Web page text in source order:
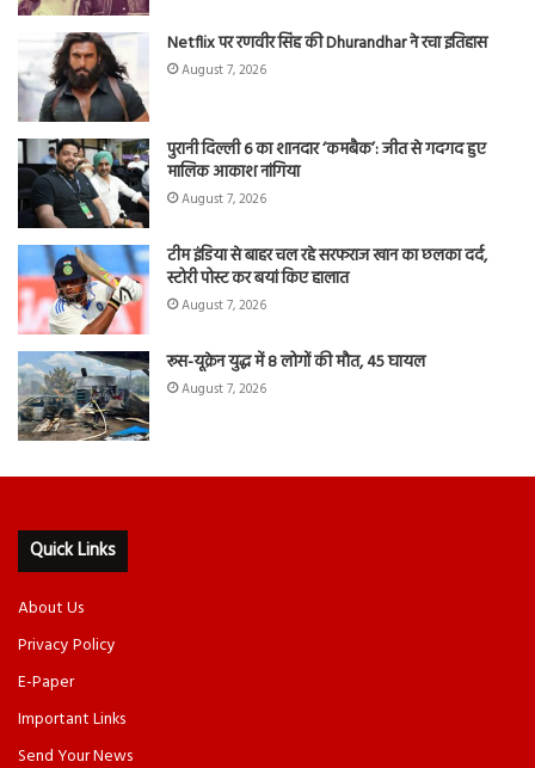
Netflix पर रणवीर सिंह की Dhurandhar ने रचा इतिहास
August 7, 2026
पुरानी दिल्ली 6 का शानदार ‘कमबैक’: जीत से गदगद हुए
मालिक आकाश नांगिया
August 7, 2026
टीम इंडिया से बाहर चल रहे सरफराज खान का छलका दर्द,
स्टोरी पोस्ट कर बयां किए हालात
August 7, 2026
रूस-यूक्रेन युद्ध में 8 लोगों की मौत, 45 घायल
August 7, 2026
Quick Links
About Us
Privacy Policy
E-Paper
Important Links
Send Your News